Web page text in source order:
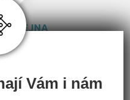
uvidíme v naší
n. Oslavou.
Vám i nám